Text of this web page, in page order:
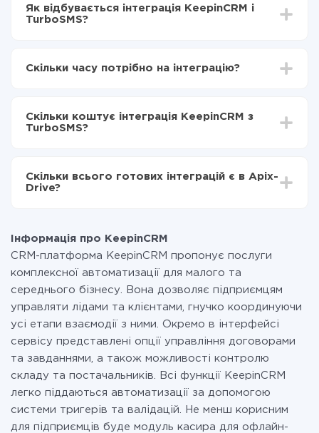
Як відбувається інтеграція KeepinCRM і
TurboSMS?
Вибираєте які дані передавати з KeepinCRM в
Тепер дані будуть автоматично передаватися з
KeepinCRM в TurboSMS
Скільки часу потрібно на інтеграцію?
становити від 5-ти до 30-хвилин. У середньому
налаштування займає 10-15 хвилин.
Скільки коштує інтеграція KeepinCRM з
TurboSMS?
Ви оплачуєте лише кількість даних, які за фактом
передаються з однієї вашої системи в іншу через
при необхідності. Детальніше про
Скільки всього готових інтеграцій є в Apix-
Drive?
Інформація про KeepinCRM
CRM-платформа KeepinCRM пропонує послуги
комплексної автоматизації для малого та
середнього бізнесу. Вона дозволяє підприємцям
управляти лідами та клієнтами, гнучко координуючи
усі етапи взаємодії з ними. Окремо в інтерфейсі
сервісу представлені опції управління договорами
та завданнями, а також можливості контролю
складу та постачальників. Всі функції KeepinCRM
легко піддаються автоматизації за допомогою
системи тригерів та валідацій. Не менш корисним
для підприємців буде модуль касира для офлайн-